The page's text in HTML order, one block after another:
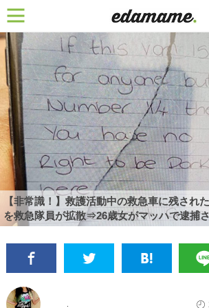
【非常識！】救護活動中の救急車に残され
を救急隊員が拡散⇒26歳女がマッハで逮捕さ